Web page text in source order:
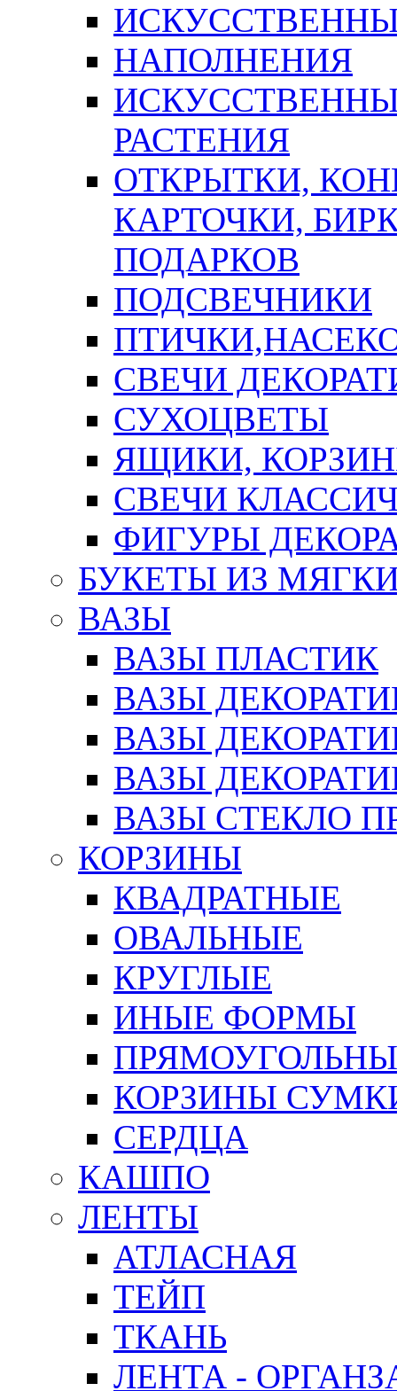
НАПОЛНЕНИЯ
РАСТЕНИЯ
ОТКРЫТКИ,
КАРТОЧКИ,
ПОДАРКОВ
ПОДСВЕЧНИКИ
СВЕЧИ
СУХОЦВЕТЫ
ЯЩИКИ,
СВЕЧИ
ФИГУРЫ
БУКЕТЫ ИЗ
ВАЗЫ
ВАЗЫ ПЛАСТИК
ВАЗЫ
ВАЗЫ
ВАЗЫ
ВАЗЫ СТЕКЛО
КОРЗИНЫ
КВАДРАТНЫЕ
ОВАЛЬНЫЕ
КРУГЛЫЕ
ИНЫЕ ФОРМЫ
КОРЗИНЫ
СЕРДЦА
КАШПО
ЛЕНТЫ
АТЛАСНАЯ
ТЕЙП
ТКАНЬ
ЛЕНТА -